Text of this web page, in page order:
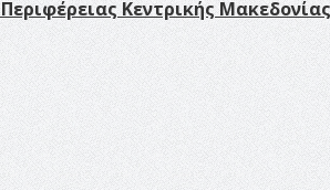
Κεντρικής